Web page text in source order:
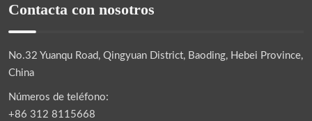
Contacta con nosotros
No.32 Yuanqu Road, Qingyuan District, Baoding, Hebei Province,
China
Números de teléfono:
+86 312 8115668